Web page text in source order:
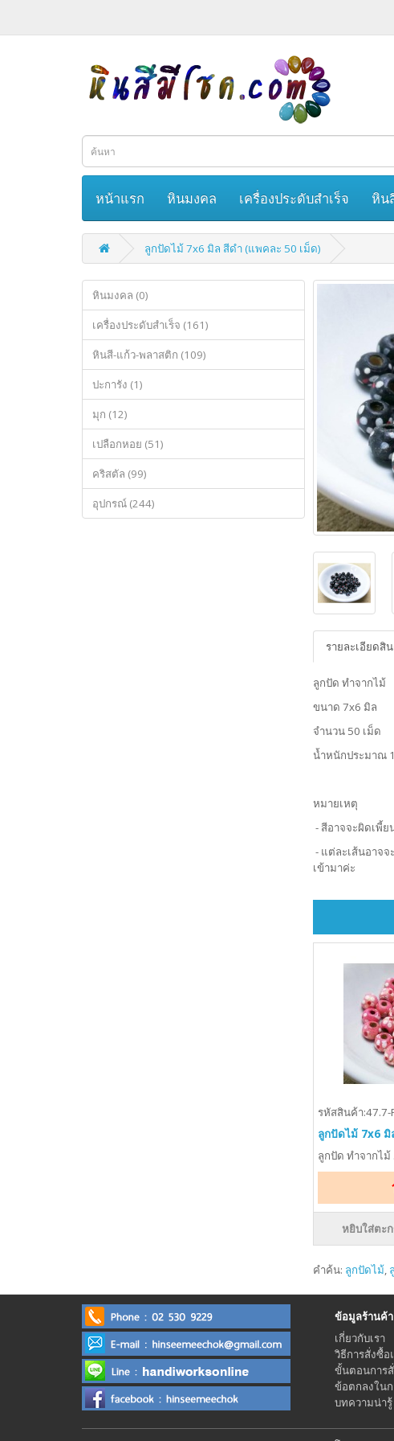
หน้าแรก หินมงคล เครื่องประดับสำเร็จ หิน
ลูกปัดไม้ 7x6 มิล สีดำ (แพคละ 50 เม็ด)
หินมงคล (0)
เครื่องประดับสำเร็จ (161)
หินสี-แก้ว-พลาสติก (109)
ปะการัง (1)
มุก (12)
เปลือกหอย (51)
คริสตัล (99)
อุปกรณ์ (244)
รายละเอียดสิ
ลูกปัด ทำจากไม้
ขนาด 7x6 มิล
จำนวน 50 เม็ด
น้ำหนักประมาณ
หมายเหตุ
- สีอาจจะผิดเพี้ย
- แต่ละเส้นอาจ
เข้ามาค่ะ
รหัสสินค้า:47.7-
ลูกปัดไม้ 7x6
ลูกปัด ทำจากไม้
หยิบใส่ตะ
คำค้น: ลูกปัดไม้,
ข้อมูลร้านค้า
เกี่ยวกับเรา
วิธีการสั่งซื้อ
ขั้นตอนการ
ข้อตกลงใน
บทความน่ารู้